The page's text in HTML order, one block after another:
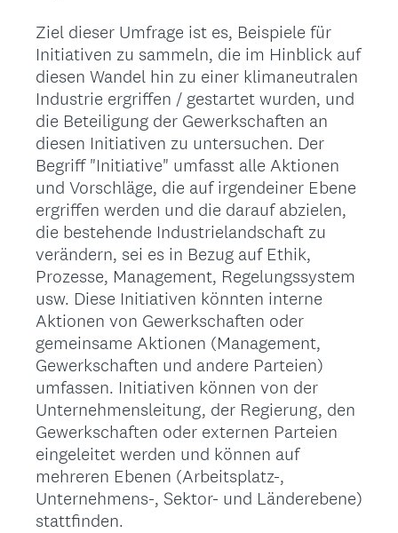
Ziel dieser Umfrage ist es, Beispiele für
Initiativen zu sammeln, die im Hinblick auf
diesen Wandel hin zu einer klimaneutralen
Industrie ergriffen / gestartet wurden, und
die Beteiligung der Gewerkschaften an
diesen Initiativen zu untersuchen. Der
Begriff "Initiative" umfasst alle Aktionen
und Vorschläge, die auf irgendeiner Ebene
ergriffen werden und die darauf abzielen,
die bestehende Industrielandschaft zu
verändern, sei es in Bezug auf Ethik,
Prozesse, Management, Regelungssystem
usw. Diese Initiativen könnten interne
Aktionen von Gewerkschaften oder
gemeinsame Aktionen (Management,
Gewerkschaften und andere Parteien)
umfassen. Initiativen können von der
Unternehmensleitung, der Regierung, den
Gewerkschaften oder externen Parteien
eingeleitet werden und können auf
mehreren Ebenen (Arbeitsplatz-,
Unternehmens-, Sektor- und Länderebene)
stattfinden.